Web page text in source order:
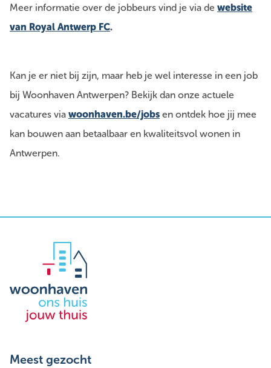
Meer informatie over de jobbeurs vind je via de website
van Royal Antwerp FC.
Kan je er niet bij zijn, maar heb je wel interesse in een job
bij Woonhaven Antwerpen? Bekijk dan onze actuele
vacatures via woonhaven.be/jobs en ontdek hoe jij mee
kan bouwen aan betaalbaar en kwaliteitsvol wonen in
Antwerpen.
Meest gezocht